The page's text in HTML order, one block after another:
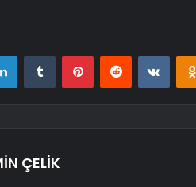
LinkedInTumblr PinterestReddit
ÇELİK